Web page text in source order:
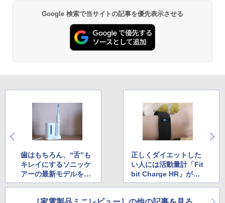
Google 検索で当サイトの記事を優先表示させる
歯はもちろん、“舌”も
キレイにするソニッケ
アーの最新モデルを試
す
正しくダイエットした
い人には活動量計「Fit
bit Charge HR」がオ
ススメ!